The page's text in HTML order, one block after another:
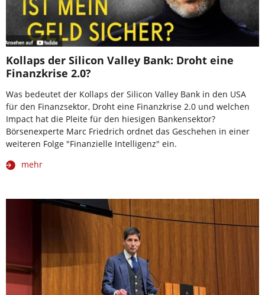
Kollaps der Silicon Valley Bank: Droht eine
Finanzkrise 2.0?
Was bedeutet der Kollaps der Silicon Valley Bank in den USA
für den Finanzsektor, Droht eine Finanzkrise 2.0 und welchen
Impact hat die Pleite für den hiesigen Bankensektor?
Börsenexperte Marc Friedrich ordnet das Geschehen in einer
weiteren Folge "Finanzielle Intelligenz" ein.
mehr